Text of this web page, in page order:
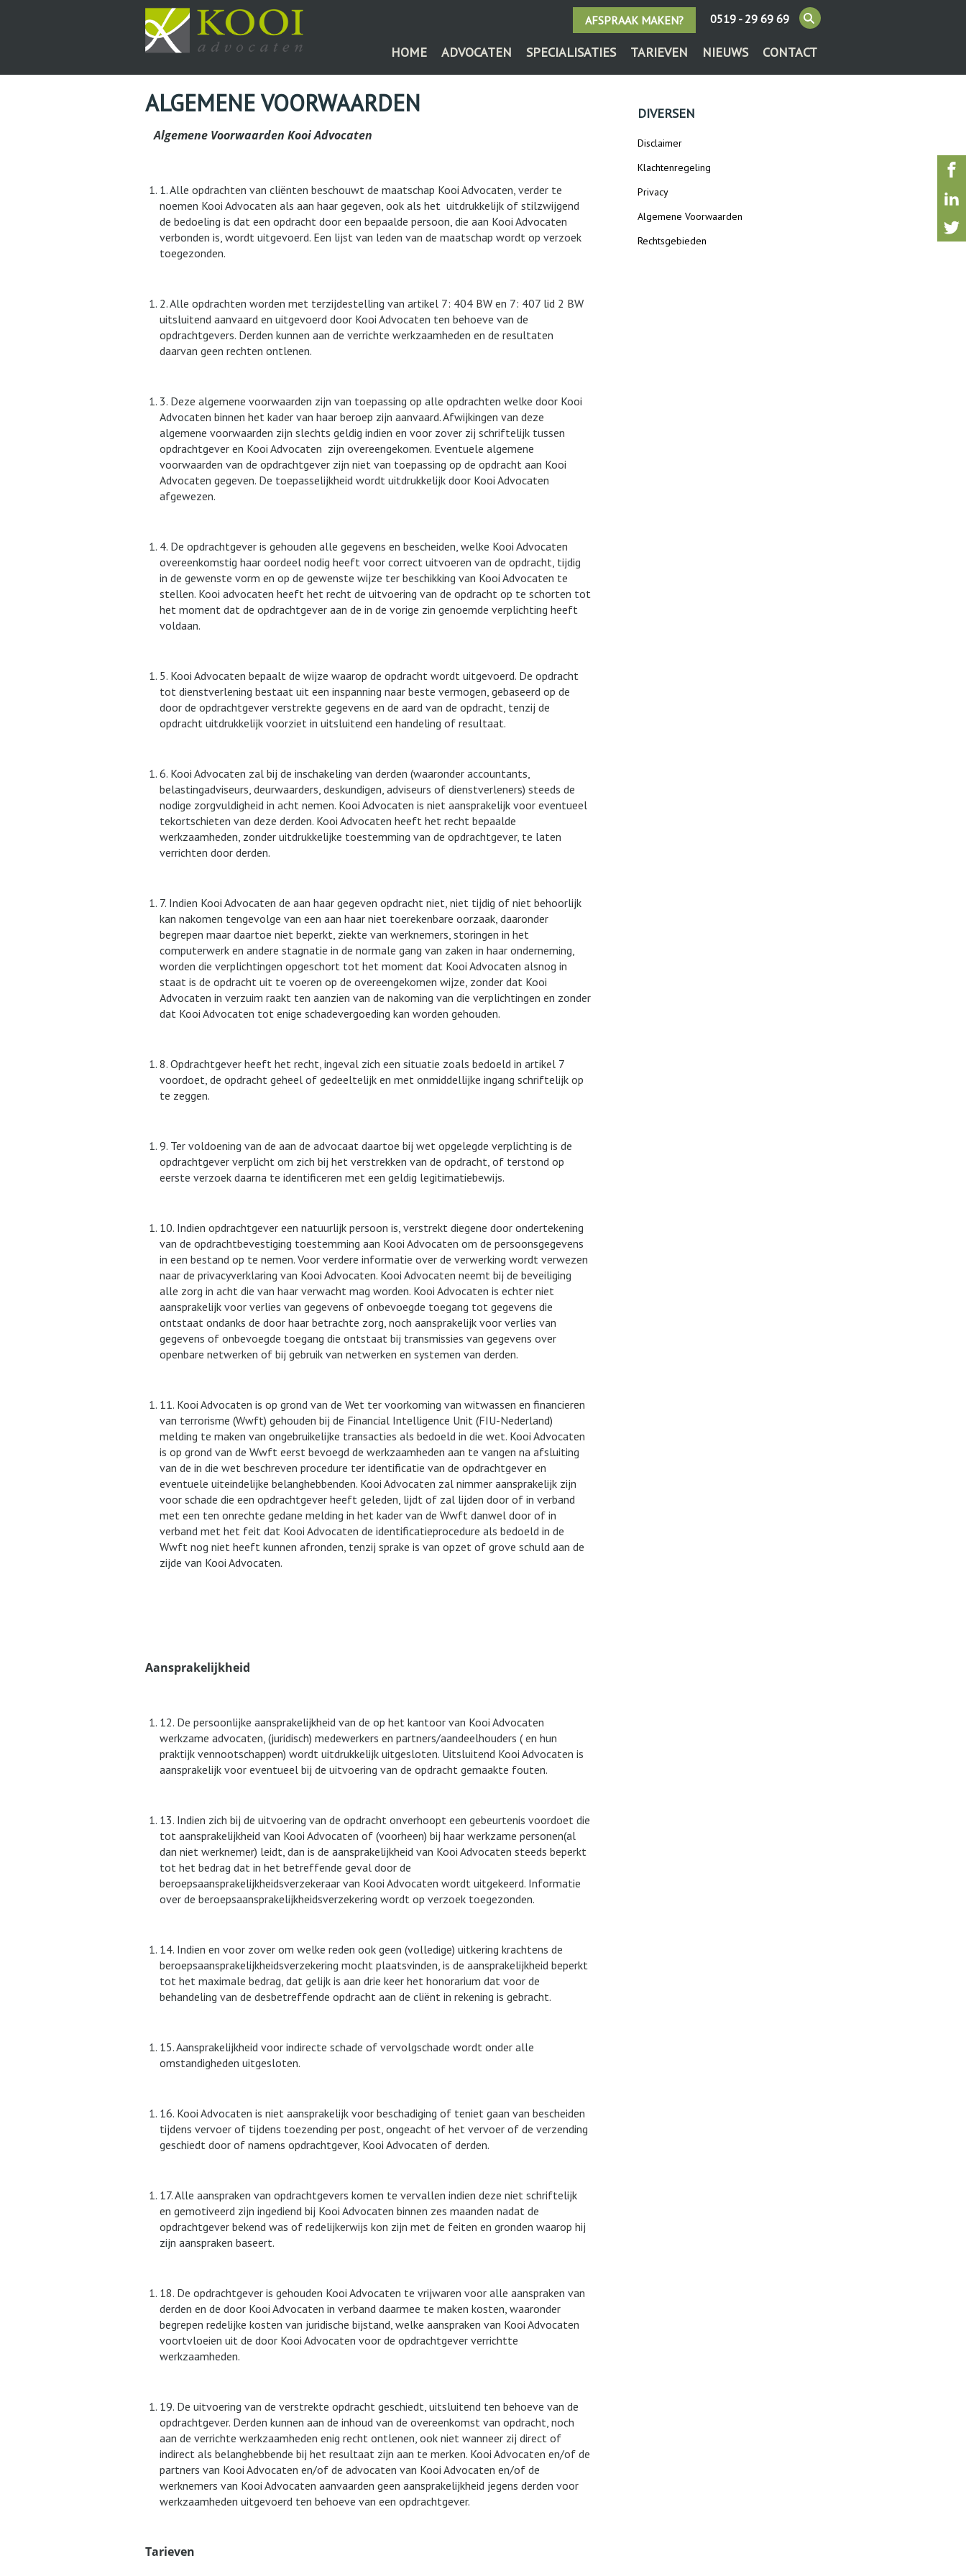
AFSPRAAK MAKEN? 0519 - 29 69 69
HOME ADVOCATEN SPECIALISATIES TARIEVEN NIEUWS CONTACT
ALGEMENE VOORWAARDEN
Algemene Voorwaarden Kooi Advocaten
1. Alle opdrachten van cliënten beschouwt de maatschap Kooi Advocaten, verder te
noemen Kooi Advocaten als aan haar gegeven, ook als het uitdrukkelijk of stilzwijgend
de bedoeling is dat een opdracht door een bepaalde persoon, die aan Kooi Advocaten
verbonden is, wordt uitgevoerd. Een lijst van leden van de maatschap wordt op verzoek
toegezonden.
2. Alle opdrachten worden met terzijdestelling van artikel 7: 404 BW en 7: 407 lid 2 BW
uitsluitend aanvaard en uitgevoerd door Kooi Advocaten ten behoeve van de
opdrachtgevers. Derden kunnen aan de verrichte werkzaamheden en de resultaten
daarvan geen rechten ontlenen.
3. Deze algemene voorwaarden zijn van toepassing op alle opdrachten welke door Kooi
Advocaten binnen het kader van haar beroep zijn aanvaard. Afwijkingen van deze
algemene voorwaarden zijn slechts geldig indien en voor zover zij schriftelijk tussen
opdrachtgever en Kooi Advocaten zijn overeengekomen. Eventuele algemene
voorwaarden van de opdrachtgever zijn niet van toepassing op de opdracht aan Kooi
Advocaten gegeven. De toepasselijkheid wordt uitdrukkelijk door Kooi Advocaten
afgewezen.
4. De opdrachtgever is gehouden alle gegevens en bescheiden, welke Kooi Advocaten
overeenkomstig haar oordeel nodig heeft voor correct uitvoeren van de opdracht, tijdig
in de gewenste vorm en op de gewenste wijze ter beschikking van Kooi Advocaten te
stellen. Kooi advocaten heeft het recht de uitvoering van de opdracht op te schorten tot
het moment dat de opdrachtgever aan de in de vorige zin genoemde verplichting heeft
voldaan.
5. Kooi Advocaten bepaalt de wijze waarop de opdracht wordt uitgevoerd. De opdracht
tot dienstverlening bestaat uit een inspanning naar beste vermogen, gebaseerd op de
door de opdrachtgever verstrekte gegevens en de aard van de opdracht, tenzij de
opdracht uitdrukkelijk voorziet in uitsluitend een handeling of resultaat.
6. Kooi Advocaten zal bij de inschakeling van derden (waaronder accountants,
belastingadviseurs, deurwaarders, deskundigen, adviseurs of dienstverleners) steeds de
nodige zorgvuldigheid in acht nemen. Kooi Advocaten is niet aansprakelijk voor eventueel
tekortschieten van deze derden. Kooi Advocaten heeft het recht bepaalde
werkzaamheden, zonder uitdrukkelijke toestemming van de opdrachtgever, te laten
verrichten door derden.
7. Indien Kooi Advocaten de aan haar gegeven opdracht niet, niet tijdig of niet behoorlijk
kan nakomen tengevolge van een aan haar niet toerekenbare oorzaak, daaronder
begrepen maar daartoe niet beperkt, ziekte van werknemers, storingen in het
computerwerk en andere stagnatie in de normale gang van zaken in haar onderneming,
worden die verplichtingen opgeschort tot het moment dat Kooi Advocaten alsnog in
staat is de opdracht uit te voeren op de overeengekomen wijze, zonder dat Kooi
Advocaten in verzuim raakt ten aanzien van de nakoming van die verplichtingen en zonder
dat Kooi Advocaten tot enige schadevergoeding kan worden gehouden.
8. Opdrachtgever heeft het recht, ingeval zich een situatie zoals bedoeld in artikel 7
voordoet, de opdracht geheel of gedeeltelijk en met onmiddellijke ingang schriftelijk op
te zeggen.
9. Ter voldoening van de aan de advocaat daartoe bij wet opgelegde verplichting is de
opdrachtgever verplicht om zich bij het verstrekken van de opdracht, of terstond op
eerste verzoek daarna te identificeren met een geldig legitimatiebewijs.
10. Indien opdrachtgever een natuurlijk persoon is, verstrekt diegene door ondertekening
van de opdrachtbevestiging toestemming aan Kooi Advocaten om de persoonsgegevens
in een bestand op te nemen. Voor verdere informatie over de verwerking wordt verwezen
naar de privacyverklaring van Kooi Advocaten. Kooi Advocaten neemt bij de beveiliging
alle zorg in acht die van haar verwacht mag worden. Kooi Advocaten is echter niet
aansprakelijk voor verlies van gegevens of onbevoegde toegang tot gegevens die
ontstaat ondanks de door haar betrachte zorg, noch aansprakelijk voor verlies van
gegevens of onbevoegde toegang die ontstaat bij transmissies van gegevens over
openbare netwerken of bij gebruik van netwerken en systemen van derden.
11. Kooi Advocaten is op grond van de Wet ter voorkoming van witwassen en financieren
van terrorisme (Wwft) gehouden bij de Financial Intelligence Unit (FIU-Nederland)
melding te maken van ongebruikelijke transacties als bedoeld in die wet. Kooi Advocaten
is op grond van de Wwft eerst bevoegd de werkzaamheden aan te vangen na afsluiting
van de in die wet beschreven procedure ter identificatie van de opdrachtgever en
eventuele uiteindelijke belanghebbenden. Kooi Advocaten zal nimmer aansprakelijk zijn
voor schade die een opdrachtgever heeft geleden, lijdt of zal lijden door of in verband
met een ten onrechte gedane melding in het kader van de Wwft danwel door of in
verband met het feit dat Kooi Advocaten de identificatieprocedure als bedoeld in de
Wwft nog niet heeft kunnen afronden, tenzij sprake is van opzet of grove schuld aan de
zijde van Kooi Advocaten.
Aansprakelijkheid
12. De persoonlijke aansprakelijkheid van de op het kantoor van Kooi Advocaten
werkzame advocaten, (juridisch) medewerkers en partners/aandeelhouders ( en hun
praktijk vennootschappen) wordt uitdrukkelijk uitgesloten. Uitsluitend Kooi Advocaten is
aansprakelijk voor eventueel bij de uitvoering van de opdracht gemaakte fouten.
13. Indien zich bij de uitvoering van de opdracht onverhoopt een gebeurtenis voordoet die
tot aansprakelijkheid van Kooi Advocaten of (voorheen) bij haar werkzame personen(al
dan niet werknemer) leidt, dan is de aansprakelijkheid van Kooi Advocaten steeds beperkt
tot het bedrag dat in het betreffende geval door de
beroepsaansprakelijkheidsverzekeraar van Kooi Advocaten wordt uitgekeerd. Informatie
over de beroepsaansprakelijkheidsverzekering wordt op verzoek toegezonden.
14. Indien en voor zover om welke reden ook geen (volledige) uitkering krachtens de
beroepsaansprakelijkheidsverzekering mocht plaatsvinden, is de aansprakelijkheid beperkt
tot het maximale bedrag, dat gelijk is aan drie keer het honorarium dat voor de
behandeling van de desbetreffende opdracht aan de cliënt in rekening is gebracht.
15. Aansprakelijkheid voor indirecte schade of vervolgschade wordt onder alle
omstandigheden uitgesloten.
16. Kooi Advocaten is niet aansprakelijk voor beschadiging of teniet gaan van bescheiden
tijdens vervoer of tijdens toezending per post, ongeacht of het vervoer of de verzending
geschiedt door of namens opdrachtgever, Kooi Advocaten of derden.
17. Alle aanspraken van opdrachtgevers komen te vervallen indien deze niet schriftelijk
en gemotiveerd zijn ingediend bij Kooi Advocaten binnen zes maanden nadat de
opdrachtgever bekend was of redelijkerwijs kon zijn met de feiten en gronden waarop hij
zijn aanspraken baseert.
18. De opdrachtgever is gehouden Kooi Advocaten te vrijwaren voor alle aanspraken van
derden en de door Kooi Advocaten in verband daarmee te maken kosten, waaronder
begrepen redelijke kosten van juridische bijstand, welke aanspraken van Kooi Advocaten
voortvloeien uit de door Kooi Advocaten voor de opdrachtgever verrichtte
werkzaamheden.
19. De uitvoering van de verstrekte opdracht geschiedt, uitsluitend ten behoeve van de
opdrachtgever. Derden kunnen aan de inhoud van de overeenkomst van opdracht, noch
aan de verrichte werkzaamheden enig recht ontlenen, ook niet wanneer zij direct of
indirect als belanghebbende bij het resultaat zijn aan te merken. Kooi Advocaten en/of de
partners van Kooi Advocaten en/of de advocaten van Kooi Advocaten en/of de
werknemers van Kooi Advocaten aanvaarden geen aansprakelijkheid jegens derden voor
werkzaamheden uitgevoerd ten behoeve van een opdrachtgever.
Tarieven
DIVERSEN
Disclaimer
Klachtenregeling
Privacy
Algemene Voorwaarden
Rechtsgebieden